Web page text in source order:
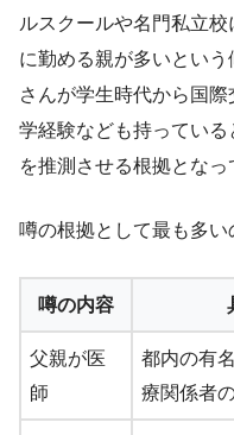
ルスクールや名門私立
に勤める親が多いとい
さんが学生時代から国
学経験なども持ってい
を推測させる根拠となっ
噂の根拠として最も多い
噂の内容
父親が医
師
都内の有
療関係者